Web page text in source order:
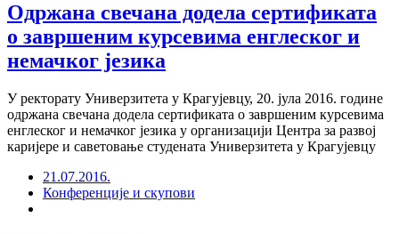
Одржана свечана додела сертификата
о завршеним курсевима енглеског и
немачког језика
У ректорату Универзитета у Крагујевцу, 20. јула 2016. године
одржана свечана додела сертификата о завршеним курсевима
енглеског и немачког језика у организацији Центра за развој
каријере и саветовање студената Универзитета у Крагујевцу
21.07.2016.
Конференције и скупови